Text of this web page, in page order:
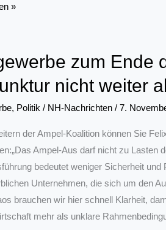
»
zum Ende
nicht weiter
, Politik / NH-Nachrichten / 7.
der Ampel-Koalition können Sie
Ampel-Aus darf nicht zu Lasten
bedeutet weniger Sicherheit
Unternehmen, die sich um den
brauchen wir hier schnell Klarheit,
mehr als unklare